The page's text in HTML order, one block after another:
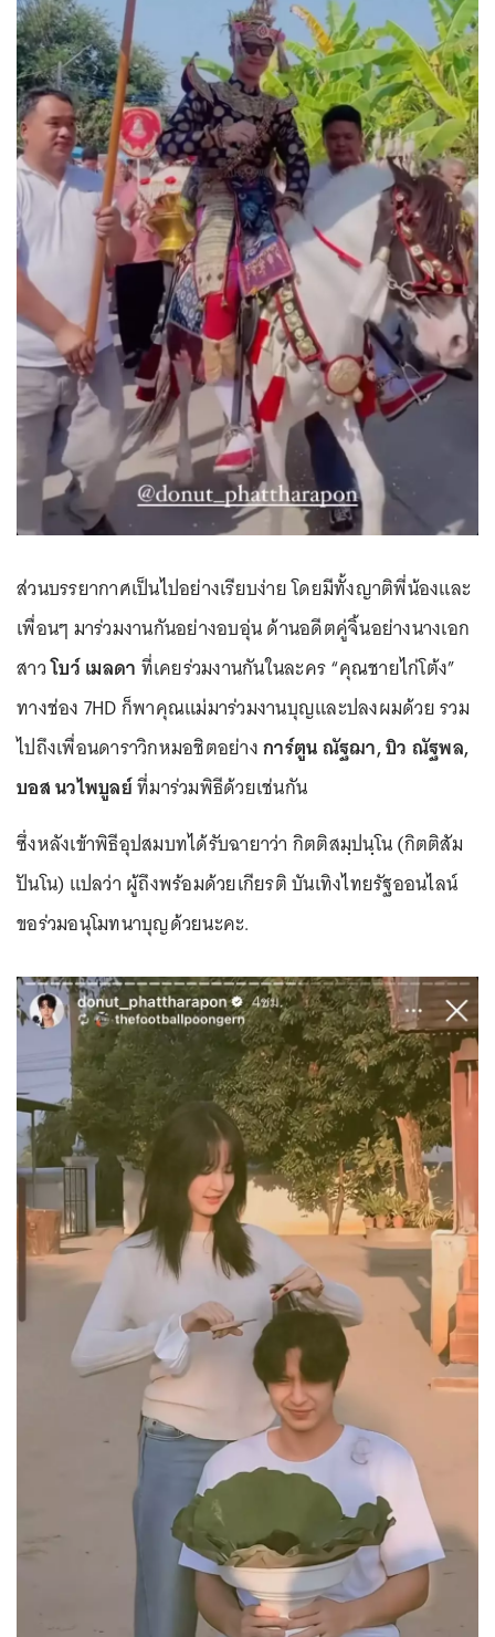
ส่วนบรรยากาศเป็นไปอย่างเรียบง่าย โดยมีทั้งญาติพี่น้องและ
เพื่อนๆ มาร่วมงานกันอย่างอบอุ่น ด้านอดีตคู่จิ้นอย่างนางเอก
สาวโบว์ เมลดา ที่เคยร่วมงานกันในละคร “คุณชายไก่โต้ง”
ทางช่อง 7HD ก็พาคุณแม่มาร่วมงานบุญและปลงผมด้วย รวม
ไปถึงเพื่อนดาราวิกหมอชิตอย่างการ์ตูน ณัฐฌา, บิว ณัฐพล,
บอส นวไพบูลย์ที่มาร่วมพิธีด้วยเช่นกัน
ซึ่งหลังเข้าพิธีอุปสมบทได้รับฉายาว่า กิตติสมฺปนฺโน (กิตติสัม
ปันโน) แปลว่า ผู้ถึงพร้อมด้วยเกียรติ บันเทิงไทยรัฐออนไลน์
ขอร่วมอนุโมทนาบุญด้วยนะคะ.